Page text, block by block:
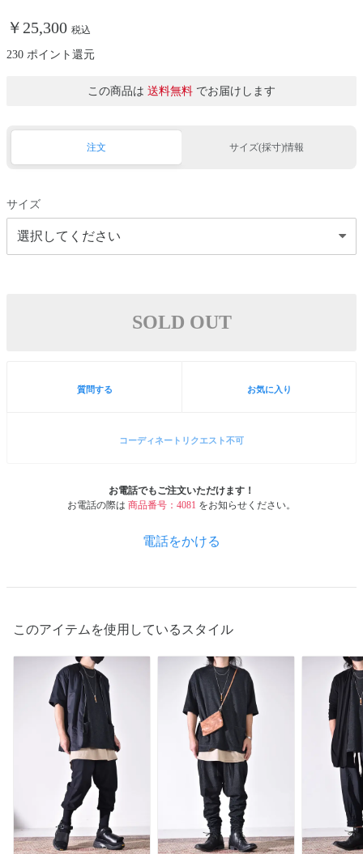
￥25,300 税込
230 ポイント還元
この商品は 送料無料 でお届けします
注文 サイズ(採寸)情報
サイズ
SOLD OUT
質問する お気に入り
コーディネートリクエスト不可
お電話でもご注文いただけます！
お電話の際は 商品番号：4081 をお知らせください。
電話をかける
このアイテムを使用しているスタイル